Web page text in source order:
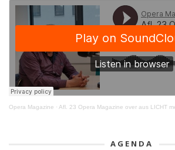
Opera Magazine · Afl. 23 Opera Magazine over aus LICHT
AGENDA